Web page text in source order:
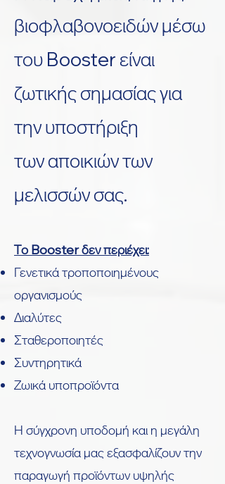
βιοφλαβονοειδών μέσω
του Booster είναι
ζωτικής σημασίας για
την υποστήριξη
τωναποικιών των
μελισσών σας.
Το Booster δεν περιέχει:
Γενετικά τροποποιημένους
οργανισμούς
Διαλύτες
Σταθεροποιητές
Συντηρητικά
Ζωικά υποπροϊόντα
Η σύγχρονη υποδομή και η μεγάλη
τεχνογνωσία μας εξασφαλίζουν την
παραγωγή προϊόντων υψηλής